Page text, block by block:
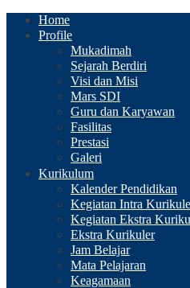
Home
Profile
Mukadimah
Sejarah Berdiri
Visi dan Misi
Mars SDI
Guru dan Karyawan
Fasilitas
Prestasi
Galeri
Kurikulum
Kalender Pendidikan
Kegiatan Intra
Kegiatan Ekstra
Ekstra Kurikuler
Jam Belajar
Mata Pelajaran
Keagamaan